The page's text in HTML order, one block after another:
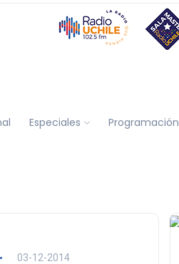
Especiales Programación
03-12-2014